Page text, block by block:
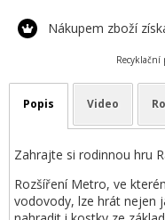
Nákupem zboží
Recyklační
Popis Video
Zahrajte si rodinnou hru
Rozšíření Metro, ve
vodovody, lze hrát nejen